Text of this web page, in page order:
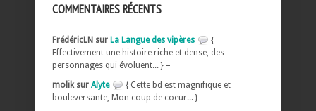
COMMENTAIRES RÉCENTS
FrédéricLN sur La Langue des vipères
{
Effectivement une histoire riche et dense, des
personnages qui évoluent... } –
molik sur Alyte
{ Cette bd est magnifique et
bouleversante, Mon coup de coeur... } –